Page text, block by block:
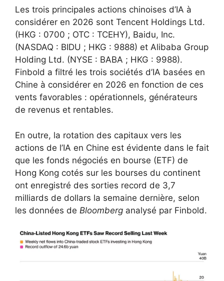
Les trois principales actions chinoises d’IA à
considérer en 2026 sont Tencent Holdings Ltd.
(HKG : 0700 ; OTC : TCEHY), Baidu, Inc.
(NASDAQ : BIDU ; HKG : 9888) et Alibaba Group
Holding Ltd. (NYSE : BABA ; HKG : 9988).
Finbold a filtré les trois sociétés d’IA basées en
Chine à considérer en 2026 en fonction de ces
vents favorables : opérationnels, générateurs
de revenus et rentables.
En outre, la rotation des capitaux vers les
actions de l’IA en Chine est évidente dans le fait
que les fonds négociés en bourse (ETF) de
Hong Kong cotés sur les bourses du continent
ont enregistré des sorties record de 3,7
milliards de dollars la semaine dernière, selon
les données de Bloomberg analysé par Finbold.